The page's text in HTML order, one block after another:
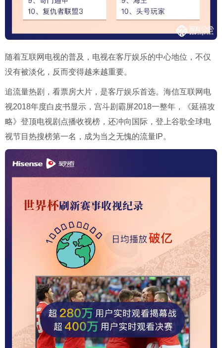
随着互联网电视的普及，电视在客厅娱乐的中心地位，不仅
没有被淡化，反而变得越来越重要。
追流量热剧，看票房大片，是客厅娱乐首选。海信互联网电
视2018年度白皮书显示，宫斗剧霸屏2018一整年，《延禧攻
略》登顶电视剧点播收视榜，还冲向国际，登上谷歌全球电
视节目热搜榜第一名，成为当之无愧的流量IP。